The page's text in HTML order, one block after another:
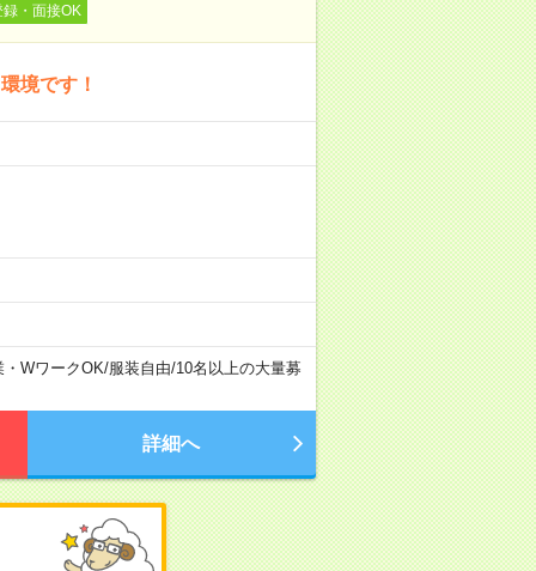
・面接OK
境です！
・WワークOK/服装自由/10名以上の大量募
詳細へ